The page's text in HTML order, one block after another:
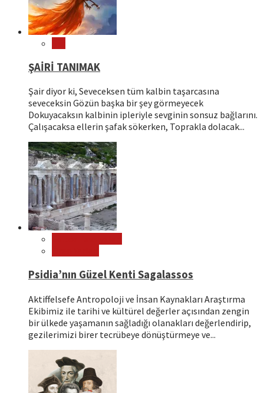
ŞAİRİ TANIMAK
Şair diyor ki, Seveceksen tüm kalbin taşarcasına
seveceksin Gözün başka bir şey görmeyecek
Dokuyacaksın kalbinin ipleriyle sevginin sonsuz bağlarını.
Çalışacaksa ellerin şafak sökerken, Toprakla dolacak...
Psidia’nın Güzel Kenti Sagalassos
Aktiffelsefe Antropoloji ve İnsan Kaynakları Araştırma
Ekibimiz ile tarihi ve kültürel değerler açısından zengin
bir ülkede yaşamanın sağladığı olanakları değerlendirip,
gezilerimizi birer tecrübeye dönüştürmeye ve...